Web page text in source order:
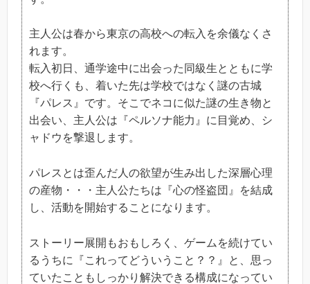
主人公は春から東京の高校への転入を余儀なくさ
れます。
転入初日、通学途中に出会った同級生とともに学
校へ行くも、着いた先は学校ではなく謎の古城
『パレス』です。そこでネコに似た謎の生き物と
出会い、主人公は『ペルソナ能力』に目覚め、シ
ャドウを撃退します。
パレスとは歪んだ人の欲望が生み出した深層心理
の産物・・・主人公たちは『心の怪盗団』を結成
し、活動を開始することになります。
ストーリー展開もおもしろく、ゲームを続けてい
るうちに『これってどういうこと？？』と、思っ
ていたこともしっかり解決できる構成になってい